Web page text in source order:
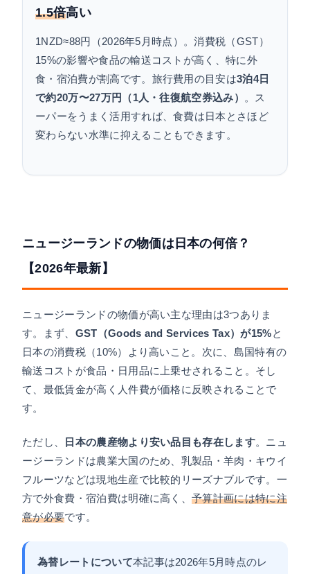
現地でのお金の使い方【現金 vs カード】
よくある質問（FAQ）
まとめ
1.5倍高い
1NZD≈88円（2026年5月時点）。消費税（GST）
15%の影響や食品の輸送コストが高く、特に外
食・宿泊費が割高です。旅行費用の目安は3泊4日
で約20万〜27万円（1人・往復航空券込み） 。ス
ーパーをうまく活用すれば、食費は日本とさほど
変わらない水準に抑えることもできます。
ニュージーランドの物価は日本の何倍？
【2026年最新】
ニュージーランドの物価が高い主な理由は3つありま
す。まず、 GST（Goods and Services Tax）が15%と
日本の消費税（10%）より高いこと。次に、島国特有の
輸送コストが食品・日用品に上乗せされること。そし
て、最低賃金が高く人件費が価格に反映されることで
す。
ただし、 日本の農産物より安い品目も存在します。ニュ
ージーランドは農業大国のため、乳製品・羊肉・キウイ
フルーツなどは現地生産で比較的リーズナブルです。一
方で外食費・宿泊費は明確に高く、予算計画には特に注
意が必要です。
為替レートについて本記事は2026年5月時点のレ